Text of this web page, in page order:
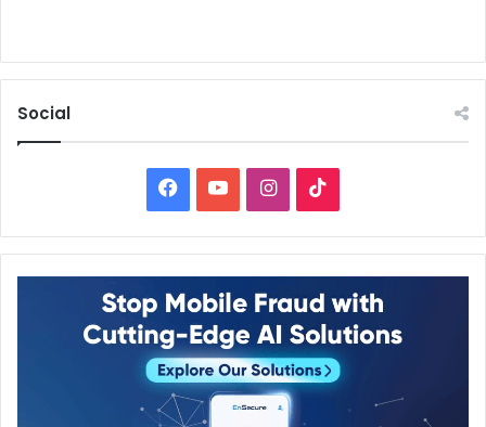
Social
Facebook
YouTubeInstagram